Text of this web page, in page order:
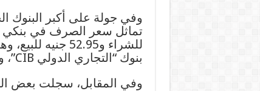
وفي جولة على أكبر البنوك
للشراء و52.95
بنوك “التجاري الدولي CIB”، و”قناة السويس”، و”التعمير والإسكان”.
وفي المقابل، سجلت بعض